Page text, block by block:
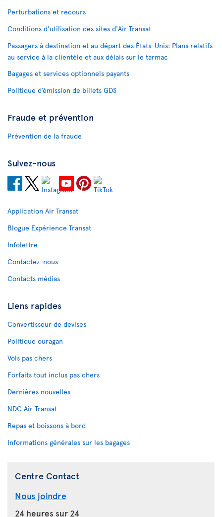
Perturbations et recours
Conditions d’utilisation des sites d'Air Transat
Passagers à destination et au départ des États-Unis: Plans relatifs
au service à la clientèle et aux délais sur le tarmac
Bagages et services optionnels payants
Politique d’émission de billets GDS
Fraude et prévention
Prévention de la fraude
Suivez-nous
Application Air Transat
Blogue Expérience Transat
Infolettre
Contactez-nous
Contacts médias
Liens rapides
Convertisseur de devises
Politique ouragan
Vols pas chers
Forfaits tout inclus pas chers
Dernières nouvelles
NDC Air Transat
Repas et boissons à bord
Informations générales sur les bagages
Centre Contact
Nous joindre
24 heures sur 24